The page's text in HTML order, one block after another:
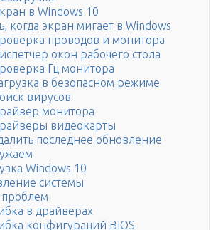
в Windows 10
когда экран мигает в Windows
проводов и монитора
окон рабочего стола
Гц монитора
в безопасном режиме
вирусов
монитора
видеокарты
последнее обновление
Windows 10
системы
в драйверах
конфигураций BIOS